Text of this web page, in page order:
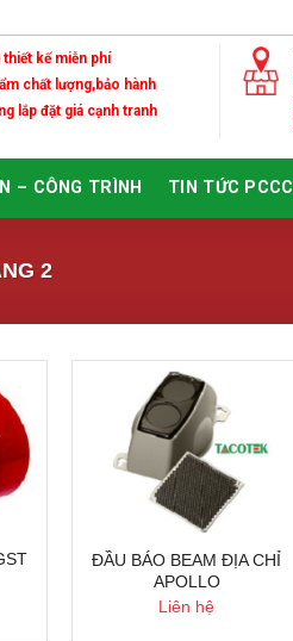
thiết kế miễn phí
chất lượng,bảo hành
lắp đặt giá cạnh tranh
– CÔNG TRÌNH TIN TỨC PCCC
2
ĐẦU BÁO BEAM ĐỊA CHỈ
APOLLO
Liên hệ